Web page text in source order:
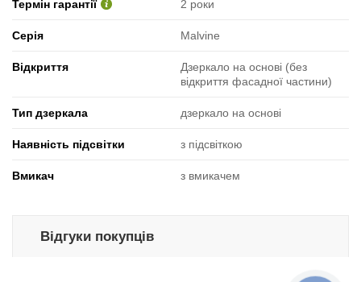
Термін гарантії 2 роки
Серія Malvine
Відкриття
Дзеркало на основі (без
відкриття фасадної частини)
Тип дзеркала дзеркало на основі
Наявність підсвітки з підсвіткою
Вмикач з вмикачем
Відгуки покупців